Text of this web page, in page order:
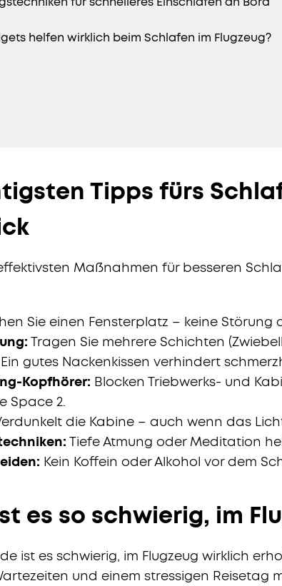
helfen wirklich beim Schlafen im Flugzeug?
Tipps fürs
Maßnahmen für besseren
Sie einen Fensterplatz – keine
Tragen Sie mehrere Schichten
Ein gutes Nackenkissen verhindert
Kopfhörer: Blocken Triebwerks- und
Space 2.
die Kabine – auch wenn das
Tiefe Atmung oder Meditation
Kein Koffein oder Alkohol vor dem
es so schwierig, im
ist es schwierig, im Flugzeug wirklich
und einem stressigen Reisetag